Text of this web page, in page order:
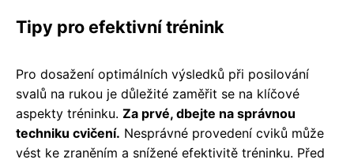
Tipy pro efektivní trénink
Pro dosažení optimálních výsledků při posilování
svalů na rukou je důležité zaměřit se na klíčové
aspekty tréninku. Za prvé, dbejte na správnou
techniku cvičení. Nesprávné provedení cviků může
vést ke zraněním a snížené efektivitě tréninku. Před